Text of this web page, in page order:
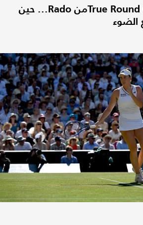
ساعة True Round Open Heartمن Rado... حين
الضوء